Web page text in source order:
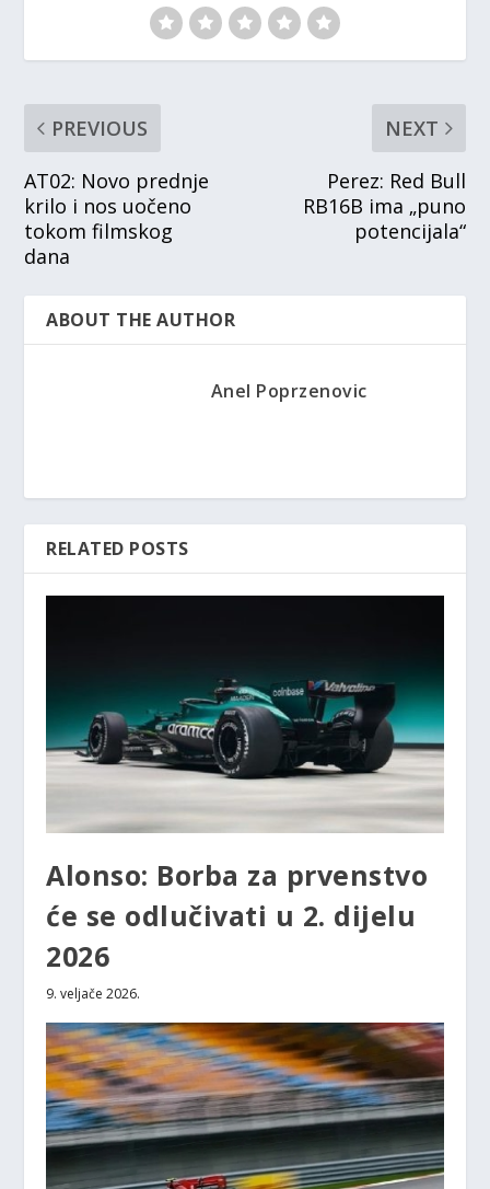
PREVIOUS
AT02: Novo prednje
krilo i nos uočeno
tokom filmskog
dana
NEXT
Perez: Red Bull
RB16B ima „puno
potencijala“
ABOUT THE AUTHOR
Anel Poprzenovic
RELATED POSTS
Alonso: Borba za prvenstvo
će se odlučivati u 2. dijelu
2026
9. veljače 2026.